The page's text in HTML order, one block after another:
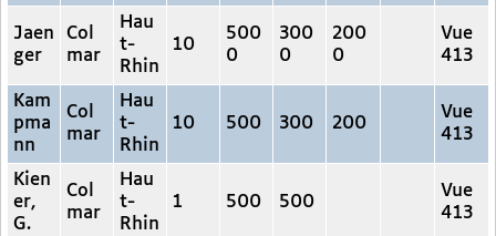
Jaen
ger
Col
mar
Hau
t-
Rhin
10
500
0
300
0
200
0
Vue
413
Kam
pma
nn
Col
mar
Hau
t-
Rhin
10 500 300 200
Vue
413
Kien
er,
G.
Col
mar
Hau
t-
Rhin
1 500 500
Vue
413